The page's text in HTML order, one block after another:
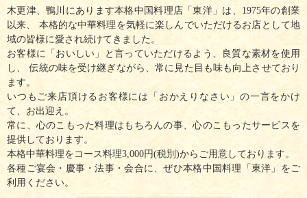
木更津、鴨川にあります本格中国料理店「東洋」は、1975年の創業
以来、 本格的な中華料理を気軽に楽しんでいただけるお店として地
域の皆様に愛され続けてきました。
お客様に「おいしい」と言っていただけるよう、良質な素材を使用
し、 伝統の味を受け継ぎながら、常に見た目も味も向上させており
ます。
いつもご来店頂けるお客様には「おかえりなさい」の一言をかけ
て、お出迎え。
常に、心のこもった料理はもちろんの事、心のこもったサービスを
提供しております。
本格中華料理をコース料理3,000円(税別)からご用意しております。
各種ご宴会・慶事・法事・会合に、ぜひ本格中国料理「東洋」をご
利用ください。